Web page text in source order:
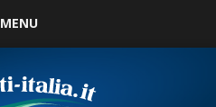
MENU